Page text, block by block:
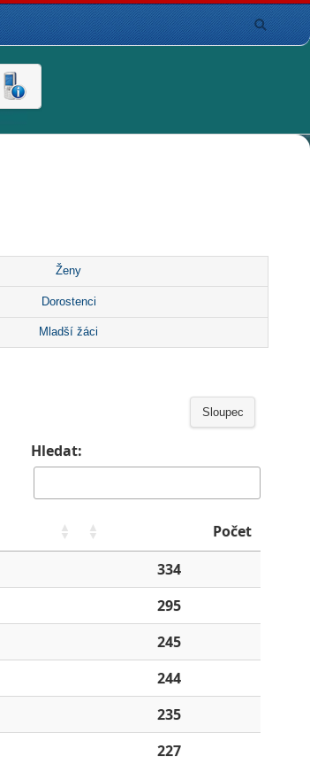
Ženy
Dorostenci
Mladší žáci
Sloupec
Hledat:
Počet
334
295
245
244
235
227